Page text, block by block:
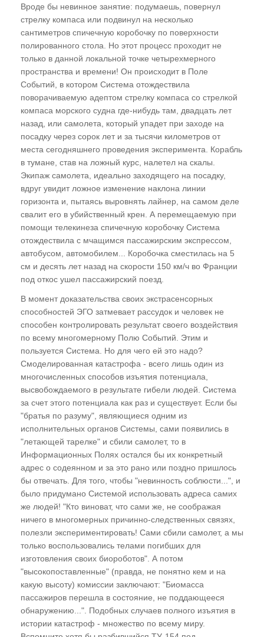
"Техника безопасности" в эзотерике.
Основные принципы
Отождествление
Точная адресность мыслеформы
Закон Сохранения
Необходимость и достаточность
Принцип "неперсонификации"
Отвыкайте от "хватательных рефлексов",
или Правило "свободной руки"
Куда девать астральный мусор?
Аннигиляция программ и ваш потенциал
Практическое задание
ГЛАВА СЕДЬМАЯ
Язык общения, вербальная магия и
нейролингвистическое программирование
сознания
"Ударим магией по эволюции", или Как
лучше вырыть себе могилу. Ритуальная
магия
Не умрем, но изменимся
"Ах, эта свадьба..."
ГЛАВА ВОСЬМАЯ
"Крестоносцы". Религия и деструктивная
магия. Религиозные обряды с точки зрения
эниологии
За что Бог проклял род Адама? Прочтем
Библию "с карандашом в руке"
ГЛАВА ДЕВЯТАЯ
Техногенная магия
энергоинформационном обмене. "Заряжаю
воду, кремы, аккумуляторы..."
Вроде бы невинное занятие: подумаешь, повернул
стрелку компаса или подвинул на несколько
сантиметров спичечную коробочку по поверхности
полированного стола. Но этот процесс проходит не
только в данной локальной точке четырехмерного
пространства и времени! Он происходит в Поле
Событий, в котором Система отождествила
поворачиваемую адептом стрелку компаса со стрелкой
компаса морского судна где-нибудь там, двадцать лет
назад, или самолета, который упадет при заходе на
посадку через сорок лет и за тысячи километров от
места сегодняшнего проведения эксперимента. Корабль
в тумане, став на ложный курс, налетел на скалы.
Экипаж самолета, идеально заходящего на посадку,
вдруг увидит ложное изменение наклона линии
горизонта и, пытаясь выровнять лайнер, на самом деле
свалит его в убийственный крен. А перемещаемую при
помощи телекинеза спичечную коробочку Система
отождествила с мчащимся пассажирским экспрессом,
автобусом, автомобилем... Коробочка сместилась на 5
см и десять лет назад на скорости 150 км/ч во Франции
под откос ушел пассажирский поезд.
В момент доказательства своих экстрасенсорных
способностей ЭГО затмевает рассудок и человек не
способен контролировать результат своего воздействия
по всему многомерному Полю Событий. Этим и
пользуется Система. Но для чего ей это надо?
Смоделированная катастрофа - всего лишь один из
многочисленных способов изъятия потенциала,
высвобождаемого в результате гибели людей. Система
за счет этого потенциала как раз и существует. Если бы
"братья по разуму", являющиеся одним из
исполнительных органов Системы, сами появились в
"летающей тарелке" и сбили самолет, то в
Информационных Полях остался бы их конкретный
адрес о содеянном и за это рано или поздно пришлось
бы отвечать. Для того, чтобы "невинность соблюсти...", и
было придумано Системой использовать адреса самих
же людей! "Кто виноват, что сами же, не соображая
ничего в многомерных причинно-следственных связях,
полезли экспериментировать! Сами сбили самолет, а мы
только воспользовались телами погибших для
изготовления своих биороботов". А потом
"высокопоставленные" (правда, не понятно кем и на
какую высоту) комиссии заключают: "Биомасса
пассажиров перешла в состояние, не поддающееся
обнаружению...". Подобных случаев полного изъятия в
истории катастроф - множество по всему миру.